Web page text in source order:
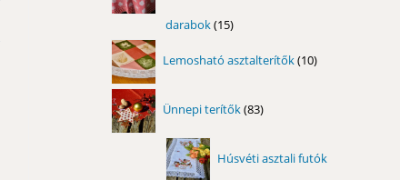
darabok 1515
Lemosható asztalterítők 10
termék
Ünnepi terítők 83
termék
Húsvéti asztali futók